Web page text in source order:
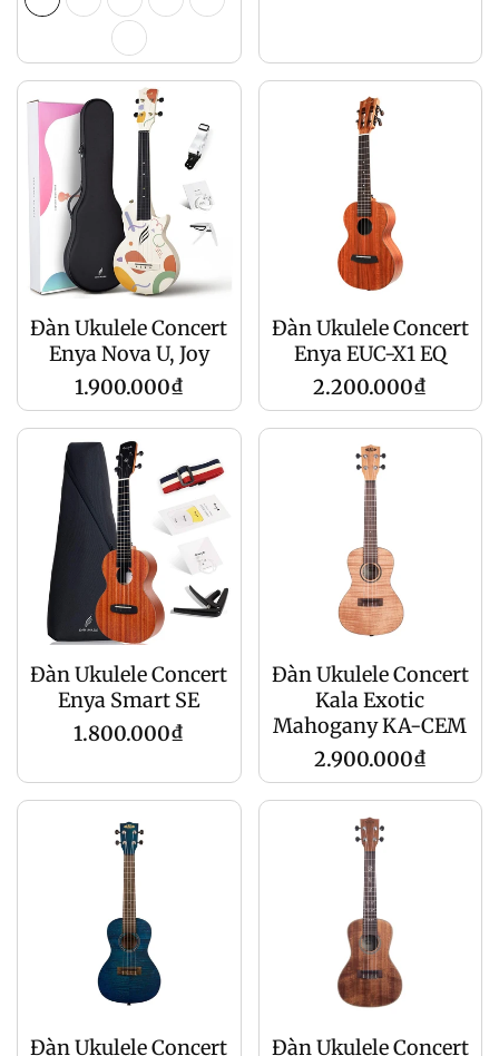
Đàn Ukulele Concert
Enya Nova U, Joy
Regular
price
1.900.000₫
Đàn Ukulele Concert
Enya EUC-X1 EQ
Regular
price
2.200.000₫
Đàn Ukulele Concert
Enya Smart SE
Regular
1.800.000₫
Đàn Ukulele Concert
Kala Exotic
Mahogany KA-CEM
Regular
2.900.000₫
Đàn Ukulele Concert
Đàn Ukulele Concert